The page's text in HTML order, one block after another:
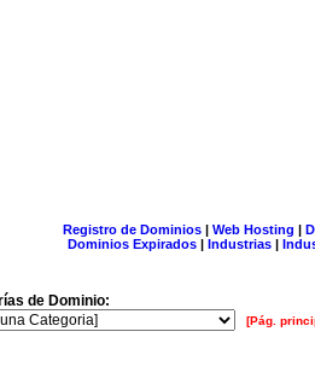
Registro de Dominios| Web Hosting |
Dominios Expirados | Industrias |
de Dominio:
[Pág.